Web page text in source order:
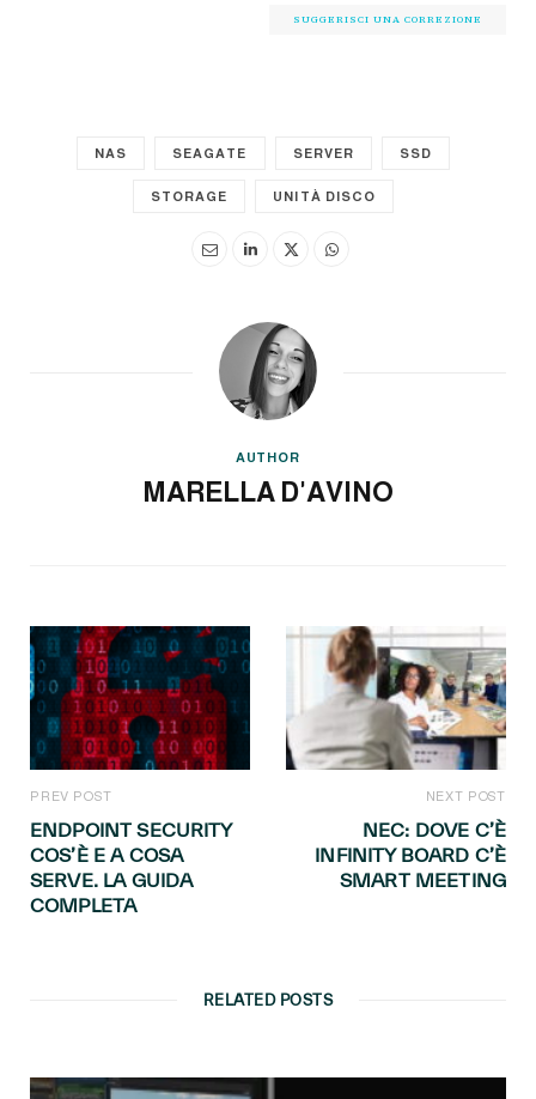
SUGGERISCI UNA CORREZIONE
NAS SEAGATE SERVER SSD
STORAGE UNITÀ DISCO
AUTHOR
MARELLA D'AVINO
PREV POST
ENDPOINT SECURITY
COS’È E A COSA
SERVE. LA GUIDA
COMPLETA
NEXT POST
NEC: DOVE C’È
INFINITY BOARD C’È
SMART MEETING
RELATED POSTS